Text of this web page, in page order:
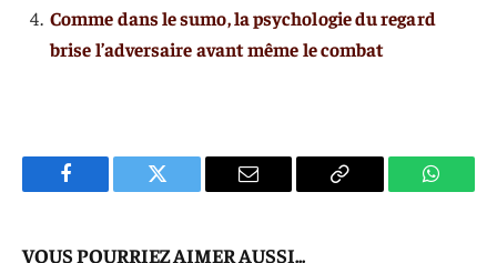
Comme dans le sumo, la psychologie du regard
brise l’adversaire avant même le combat
Facebook Twitter
E-
Copier
VOUS POURRIEZ AIMER AUSSI...